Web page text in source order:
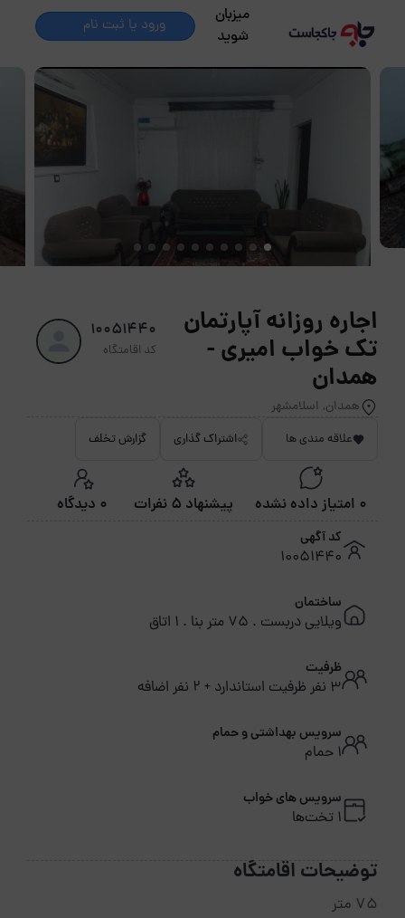
میزبان
شوید
ورود یا ثبت نام
اجاره روزانه آپارتمان
تک خواب امیری -
همدان
همدان, اسلامشهر
10051440
کد اقامتگاه
علاقه مندی ها اشتراک گذاری گزارش تخلف
0 امتیاز داده نشده پیشنهاد 5 نفرات 0 دیدگاه
کد آگهی
10051440
ساختمان
ویلایی دربست . 75 متر بنا . 1 اتاق
ظرفیت
3 نفر ظرفیت استاندارد + 2 نفر اضافه
سرویس بهداشتی و حمام
1 حمام
سرویس های خواب
1 تخت‌ها
توضیحات اقامتگاه
75 متر